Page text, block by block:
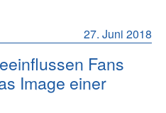
27. Juni 2018
Fans
Image einer